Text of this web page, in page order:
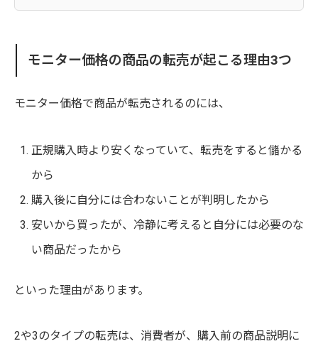
モニター価格の商品の転売が起こる理由3つ
モニター価格で商品が転売されるのには、
正規購入時より安くなっていて、転売をすると儲かる
から
購入後に自分には合わないことが判明したから
安いから買ったが、冷静に考えると自分には必要のな
い商品だったから
といった理由があります。
2や3のタイプの転売は、消費者が、購入前の商品説明に